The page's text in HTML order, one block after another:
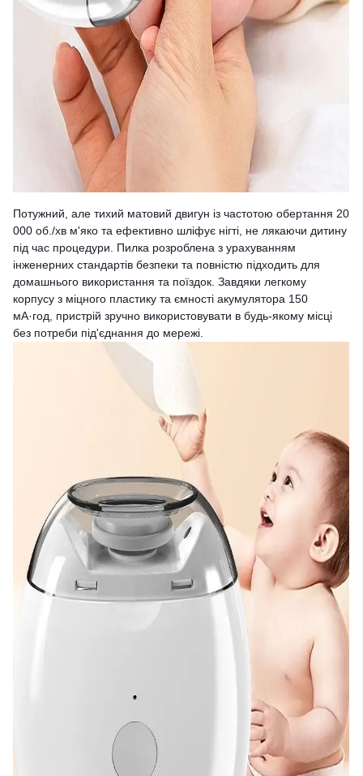
Потужний, але тихий матовий двигун із частотою обертання 20
000 об./хв м'яко та ефективно шліфує нігті, не лякаючи дитину
під час процедури. Пилка розроблена з урахуванням
інженерних стандартів безпеки та повністю підходить для
домашнього використання та поїздок. Завдяки легкому
корпусу з міцного пластику та ємності акумулятора 150
мА·год, пристрій зручно використовувати в будь-якому місці
без потреби під'єднання до мережі.